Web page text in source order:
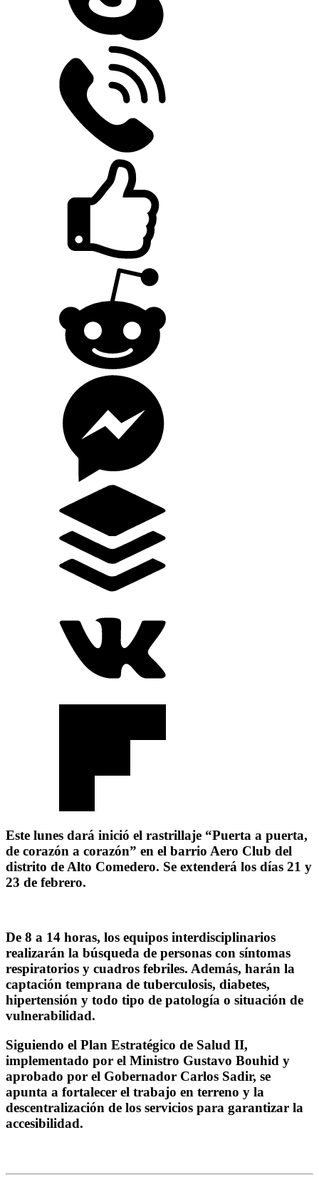
Este lunes dará inició el rastrillaje “Puerta a puerta,
de corazón a corazón” en el barrio Aero Club del
distrito de Alto Comedero. Se extenderá los días 21 y
23 de febrero.
De 8 a 14 horas, los equipos interdisciplinarios
realizarán la búsqueda de personas con síntomas
respiratorios y cuadros febriles. Además, harán la
captación temprana de tuberculosis, diabetes,
hipertensión y todo tipo de patología o situación de
vulnerabilidad.
Siguiendo el Plan Estratégico de Salud II,
implementado por el Ministro Gustavo Bouhid y
aprobado por el Gobernador Carlos Sadir, se
apunta a fortalecer el trabajo en terreno y la
descentralización de los servicios para garantizar la
accesibilidad.